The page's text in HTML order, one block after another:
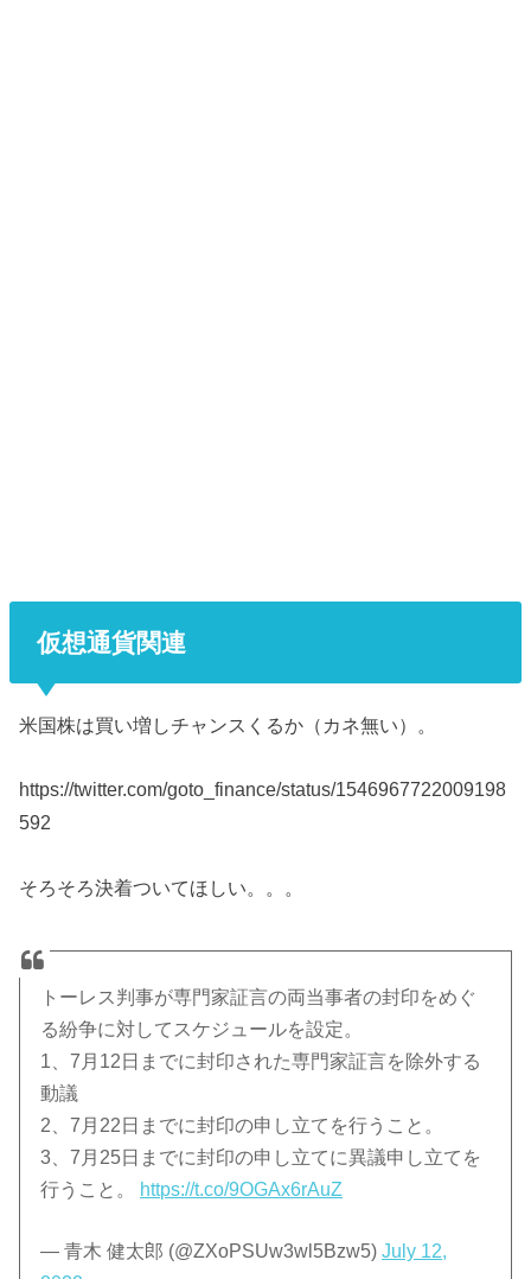
仮想通貨関連
米国株は買い増しチャンスくるか（カネ無い）。
https://twitter.com/goto_finance/status/1546967722009198
592
そろそろ決着ついてほしい。。。
トーレス判事が専門家証言の両当事者の封印をめぐ
る紛争に対してスケジュールを設定。
1、7月12日までに封印された専門家証言を除外する
動議
2、7月22日までに封印の申し立てを行うこと。
3、7月25日までに封印の申し立てに異議申し立てを
行うこと。
https://t.co/9OGAx6rAuZ
— 青木 健太郎 (@ZXoPSUw3wl5Bzw5)July 12,